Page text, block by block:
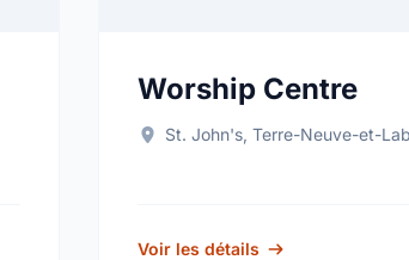
Worship Centre
St. John's, Terre-Neuve-et-
Voir les détails